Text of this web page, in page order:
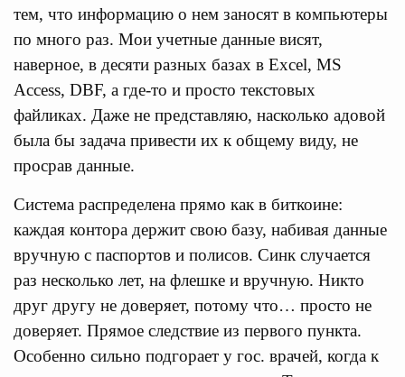
тем, что информацию о нем заносят в компьютеры
по много раз. Мои учетные данные висят,
наверное, в десяти разных базах в Excel, MS
Access, DBF, а где-то и просто текстовых
файликах. Даже не представляю, насколько адовой
была бы задача привести их к общему виду, не
просрав данные.
Система распределена прямо как в биткоине:
каждая контора держит свою базу, набивая данные
вручную с паспортов и полисов. Синк случается
раз несколько лет, на флешке и вручную. Никто
друг другу не доверяет, потому что… просто не
доверяет. Прямое следствие из первого пункта.
Особенно сильно подгорает у гос. врачей, когда к